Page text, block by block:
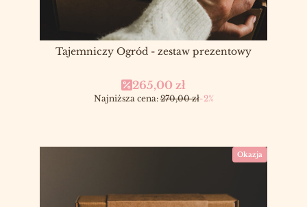
Tajemniczy Ogród - zestaw prezentowy
Cena promocyjna
265,00 zł
Najniższa cena: 270,00 zł-2%
Okazja